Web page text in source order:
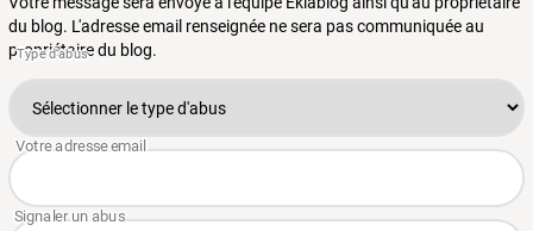
du blog. L'adresse email renseignée ne sera pas communiquée au
propriétaire du blog.